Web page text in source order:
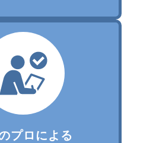
プロによる